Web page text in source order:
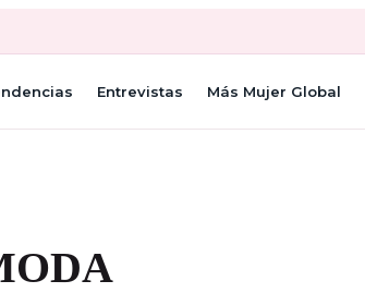
Entrevistas Más Mujer Global